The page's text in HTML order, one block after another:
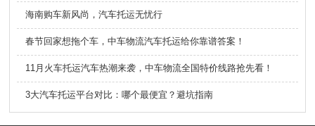
海南购车新风尚，汽车托运无忧行
春节回家想拖个车，中车物流汽车托运给你靠谱答案！
11月火车托运汽车热潮来袭，中车物流全国特价线路抢先看！
3大汽车托运平台对比：哪个最便宜？避坑指南